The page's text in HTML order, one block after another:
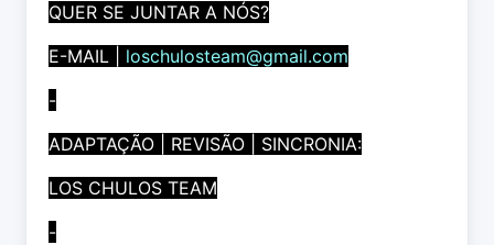
QUER SE JUNTAR A NÓS?
E-MAIL | loschulosteam@gmail.com
-
ADAPTAÇÃO | REVISÃO | SINCRONIA:
LOS CHULOS TEAM
-